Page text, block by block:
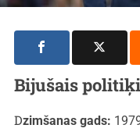
Bijušais
Dzimšanas gads: